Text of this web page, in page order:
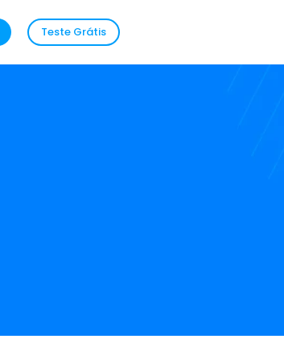
Teste Grátis